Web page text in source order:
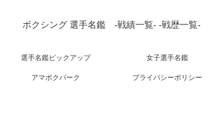
ボクシング 選手名鑑 -戦績一覧- -戦歴一覧-
選手名鑑ピックアップ 女子選手名鑑
アマボクパーク プライバシーポリシー